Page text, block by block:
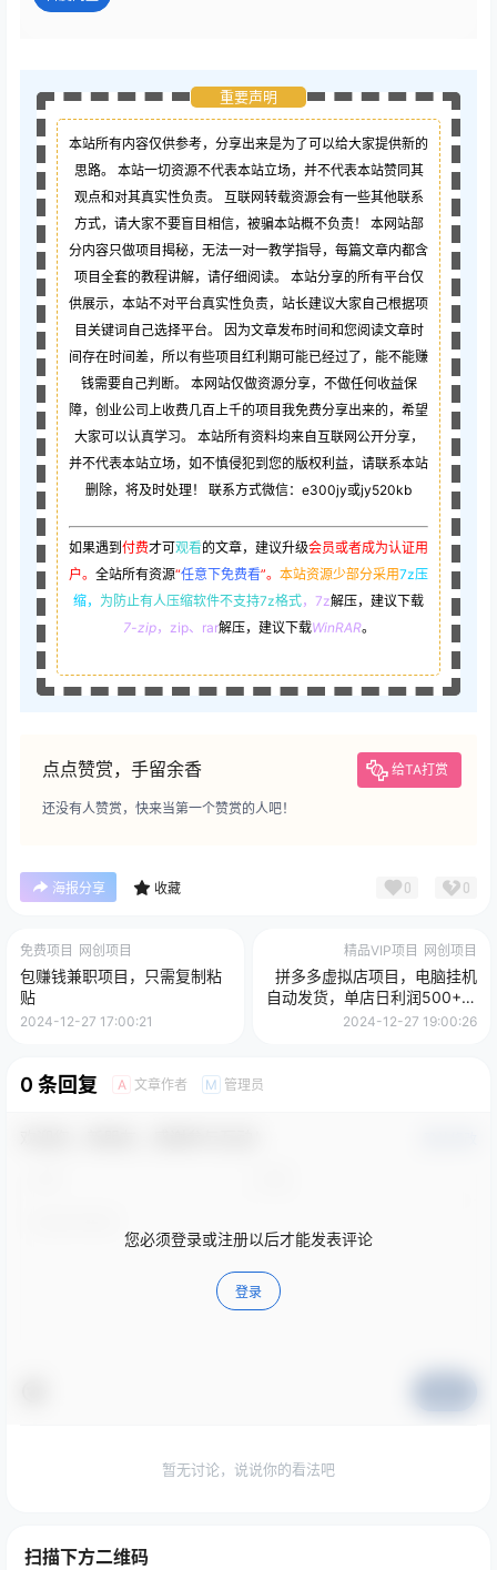
重要声明
本站所有内容仅供参考，分享出来是为了可以给大家提供新的
思路。 本站一切资源不代表本站立场，并不代表本站赞同其
观点和对其真实性负责。 互联网转载资源会有一些其他联系
方式，请大家不要盲目相信，被骗本站概不负责！ 本网站部
分内容只做项目揭秘，无法一对一教学指导，每篇文章内都含
项目全套的教程讲解，请仔细阅读。 本站分享的所有平台仅
供展示，本站不对平台真实性负责，站长建议大家自己根据项
目关键词自己选择平台。 因为文章发布时间和您阅读文章时
间存在时间差，所以有些项目红利期可能已经过了，能不能赚
钱需要自己判断。 本网站仅做资源分享，不做任何收益保
障，创业公司上收费几百上千的项目我免费分享出来的，希望
大家可以认真学习。 本站所有资料均来自互联网公开分享，
并不代表本站立场，如不慎侵犯到您的版权利益，请联系本站
删除，将及时处理！ 联系方式微信：e300jy或jy520kb
如果遇到 付费才可观看的文章，建议升级会员或者成为认证用
户。 全站所有资源“任意下免费看”。 本站资源少部分采用7z压
缩， 为防止有人压缩软件不支持7z格式，7z解压，建议下载
7-zip，zip、rar解压，建议下载WinRAR。
点点赞赏，手留余香 给TA打赏
还没有人赞赏，快来当第一个赞赏的人吧！
海报分享 收藏 0 0
免费项目 网创项目
包赚钱兼职项目，只需复制粘
贴
2024-12-27 17:00:21
精品VIP项目 网创项目
拼多多虚拟店项目，电脑挂机
自动发货，单店日利润500+，
可放大 副业首选项目 简单易上
2024-12-27 19:00:26
0 条回复 A 文章作者 M 管理员
您必须登录或注册以后才能发表评论
登录
暂无讨论，说说你的看法吧
扫描下方二维码